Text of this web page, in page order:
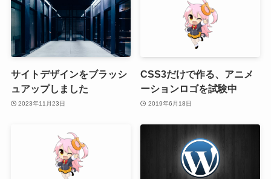
サイトデザインをブラッシ
ュアップしました
2023年11月23日
CSS3だけで作る、アニメ
ーションロゴを試験中
2019年6月18日